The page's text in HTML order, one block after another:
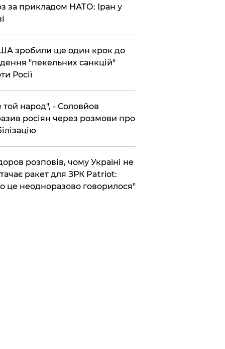
за прикладом НАТО: Іран у
зробили ще один крок до
"пекельних санкцій"
Росії
той народ", - Соловйов
росіян через розмови про
розповів, чому Україні не
ракет для ЗРК Patriot:
це неодноразово говорилося"